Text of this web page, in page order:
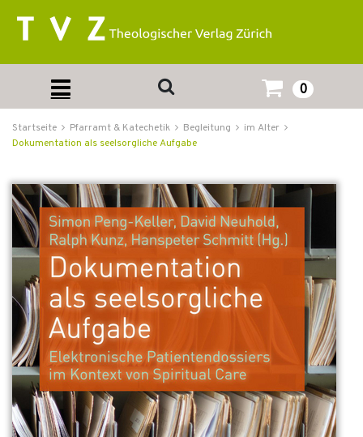
0
Startseite Pfarramt & Katechetik Begleitung
im Alter
Dokumentation als seelsorgliche Aufgabe